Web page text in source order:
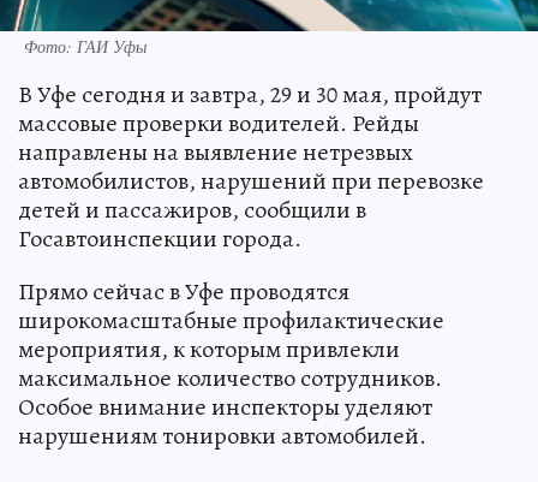
Фото: ГАИ Уфы
В Уфе сегодня и завтра, 29 и 30 мая, пройдут
массовые проверки водителей. Рейды
направлены на выявление нетрезвых
автомобилистов, нарушений при перевозке
детей и пассажиров, сообщили в
Госавтоинспекции города.
Прямо сейчас в Уфе проводятся
широкомасштабные профилактические
мероприятия, к которым привлекли
максимальное количество сотрудников.
Особое внимание инспекторы уделяют
нарушениям тонировки автомобилей.